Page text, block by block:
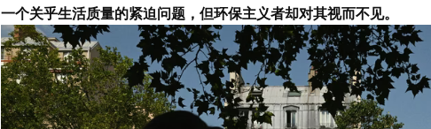
一个关乎生活质量的紧迫问题，但环保主义者却对其视而不见。